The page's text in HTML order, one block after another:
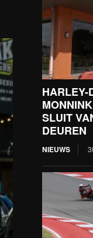
HARLEY-
SLUIT
DEUREN
NIEUWS